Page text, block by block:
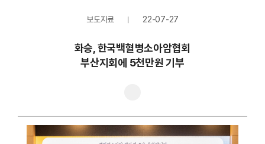
보도자료 22-07-27
화승, 한국백혈병소아암협회
부산지회에 5천만원 기부